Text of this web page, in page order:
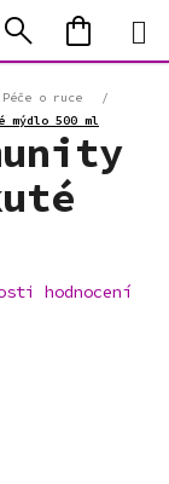
Hledat
KOŠÍK
Péče o ruce
/
mýdlo 500 ml
hodnocení